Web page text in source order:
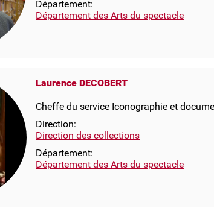
Département:
Département des Arts du spectacle
Laurence DECOBERT
Cheffe du service Iconographie et
Direction:
Direction des collections
Département:
Département des Arts du spectacle